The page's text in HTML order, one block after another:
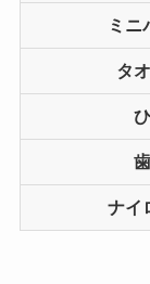
ミニ
タ
ナイ